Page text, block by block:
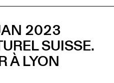
2023
SUISSE.
À LYON